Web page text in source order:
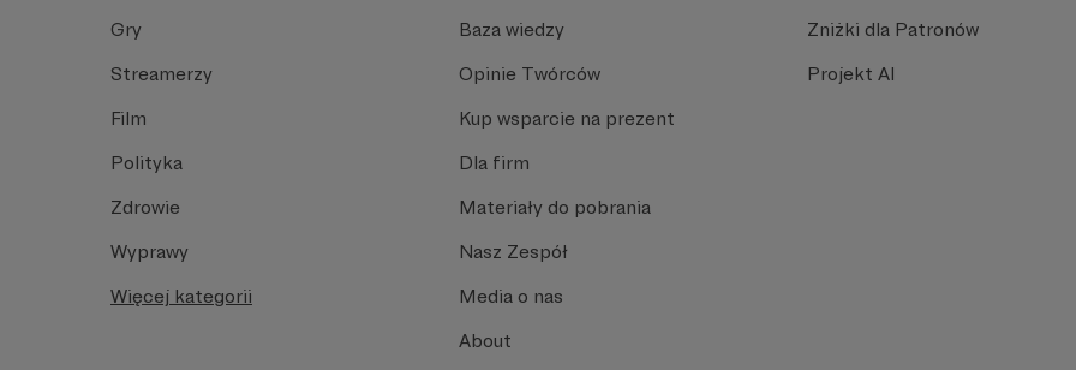
Gry
Streamerzy
Film
Polityka
Zdrowie
Wyprawy
Więcej kategorii
Baza wiedzy
Opinie Twórców
Kup wsparcie na prezent
Dla firm
Materiały do pobrania
Nasz Zespół
Media o nas
About
Zniżki dla Patronów
Projekt AI